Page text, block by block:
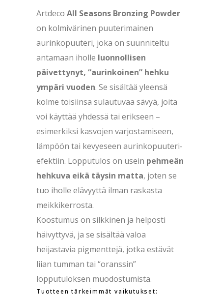
Artdeco All Seasons Bronzing Powder
on kolmivärinen puuterimainen
aurinkopuuteri, joka on suunniteltu
antamaan iholle luonnollisen
päivettynyt, “aurinkoinen” hehku
ympäri vuoden. Se sisältää yleensä
kolme toisiinsa sulautuvaa sävyä, joita
voi käyttää yhdessä tai erikseen –
esimerkiksi kasvojen varjostamiseen,
lämpöön tai kevyeseen aurinkopuuteri-
efektiin. Lopputulos on usein pehmeän
hehkuva eikä täysin matta, joten se
tuo iholle elävyyttä ilman raskasta
meikkikerrosta.
Koostumus on silkkinen ja helposti
häivyttyvä, ja se sisältää valoa
heijastavia pigmenttejä, jotka estävät
liian tumman tai “oranssin”
lopputuloksen muodostumista.
Tuotteen tärkeimmät vaikutukset: